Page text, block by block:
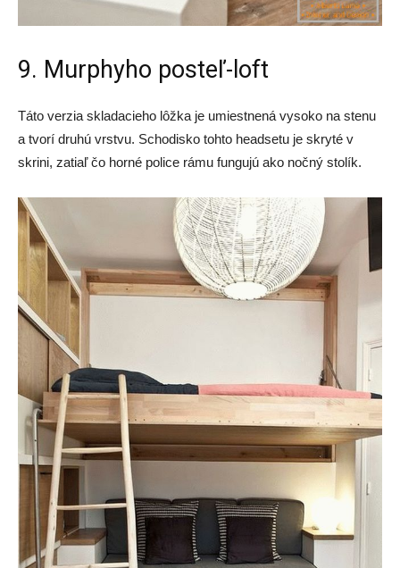
9. Murphyho posteľ-loft
Táto verzia skladacieho lôžka je umiestnená vysoko na stenu
a tvorí druhú vrstvu. Schodisko tohto headsetu je skryté v
skrini, zatiaľ čo horné police rámu fungujú ako nočný stolík.